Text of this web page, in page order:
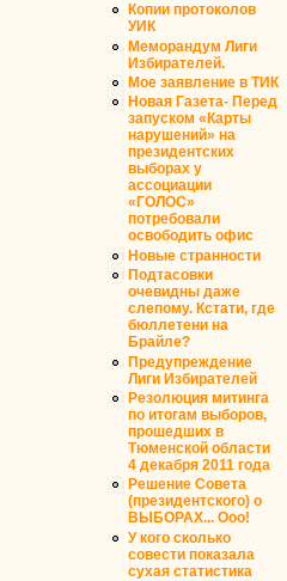
Копии протоколов
УИК
Меморандум Лиги
Избирателей.
Мое заявление в ТИК
Новая Газета- Перед
запуском «Карты
нарушений» на
президентских
выборах у
ассоциации
«ГОЛОС»
потребовали
освободить офис
Новые странности
Подтасовки
очевидны даже
слепому. Кстати, где
бюллетени на
Брайле?
Предупреждение
Лиги Избирателей
Резолюция митинга
по итогам выборов,
прошедших в
Тюменской области
4 декабря 2011 года
Решение Совета
(президентского) о
ВЫБОРАХ... Ооо!
У кого сколько
совести показала
сухая статистика